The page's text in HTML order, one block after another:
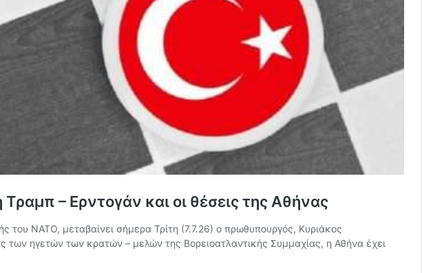
– Ερντογάν και οι θέσεις της Αθήνας
του ΝΑΤΟ, μεταβαίνει σήμερα Τρίτη (7.7.26) ο πρωθυπουργός, Κυριάκος
των ηγετών των κρατών – μελών της Βορειοατλαντικής Συμμαχίας, η Αθήνα έχει